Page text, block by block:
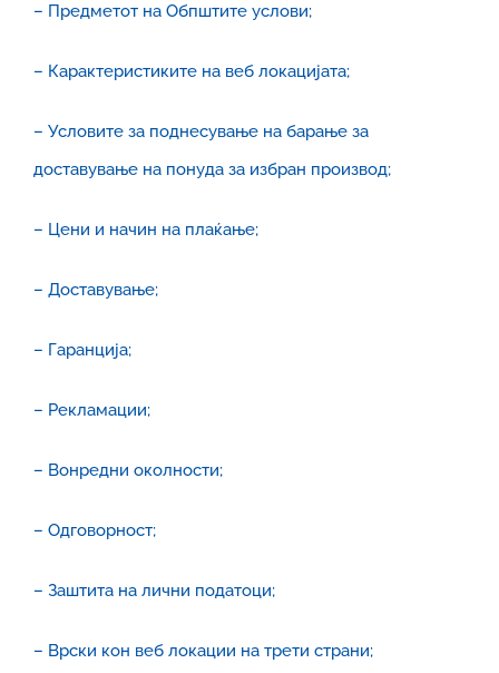
– Предметот на Обпштите услови;
– Карактеристиките на веб локацијата;
– Условите за поднесување на барање за
доставување на понуда за избран производ;
– Цени и начин на плаќање;
– Доставување;
– Гаранција;
– Рекламации;
– Вонредни околности;
– Одговорност;
– Заштита на лични податоци;
– Врски кон веб локации на трети страни;